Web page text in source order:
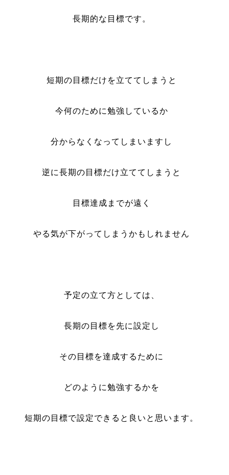
長期的な目標です。
短期の目標だけを立ててしまうと
今何のために勉強しているか
分からなくなってしまいますし
逆に長期の目標だけ立ててしまうと
目標達成までが遠く
やる気が下がってしまうかもしれません
予定の立て方としては、
長期の目標を先に設定し
その目標を達成するために
どのように勉強するかを
短期の目標で設定できると良いと思います。